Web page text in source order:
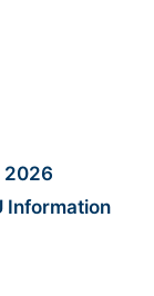
2026
Information